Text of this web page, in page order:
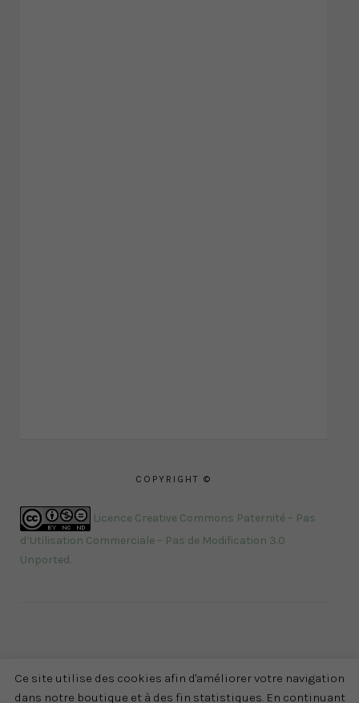
COPYRIGHT ©
Licence Creative Commons Paternité – Pas
d’Utilisation Commerciale – Pas de Modification 3.0
Unported.
Ce site utilise des cookies afin d'améliorer votre navigation
dans notre boutique et à des fin statistiques. En continuant